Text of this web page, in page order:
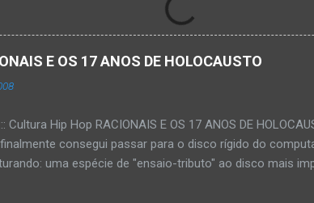
E OS 17 ANOS DE HOLOCAUSTO
Cultura Hip Hop RACIONAIS E OS 17 ANOS DE
consegui passar para o disco rígido do
uma espécie de "ensaio-tributo" ao disco mais